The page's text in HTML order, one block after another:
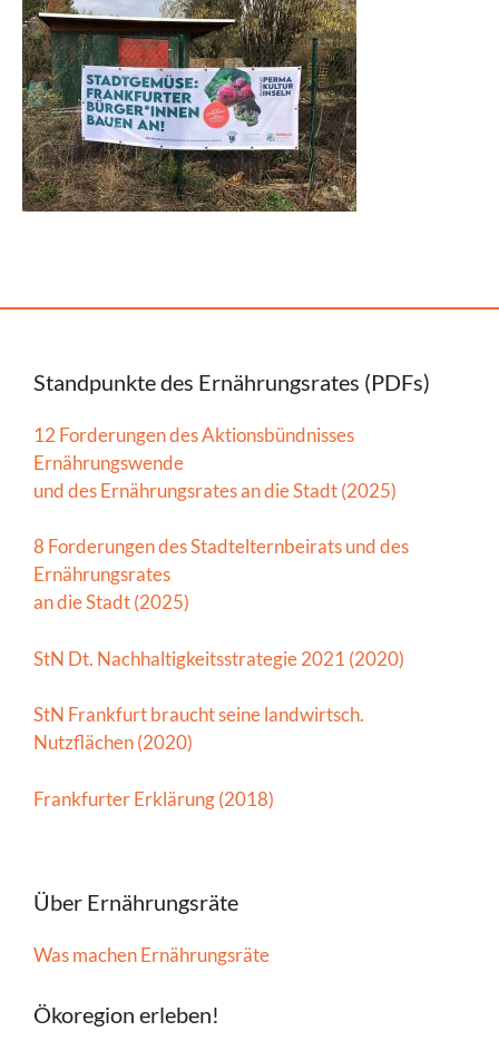
Standpunkte des Ernährungsrates (PDFs)
12 Forderungen des Aktionsbündnisses
Ernährungswende
und des Ernährungsrates an die Stadt (2025)
8 Forderungen des Stadtelternbeirats und des
Ernährungsrates
an die Stadt (2025)
StN Dt. Nachhaltigkeitsstrategie 2021 (2020)
StN Frankfurt braucht seine landwirtsch.
Nutzflächen (2020)
Frankfurter Erklärung (2018)
Über Ernährungsräte
Was machen Ernährungsräte
Ökoregion erleben!